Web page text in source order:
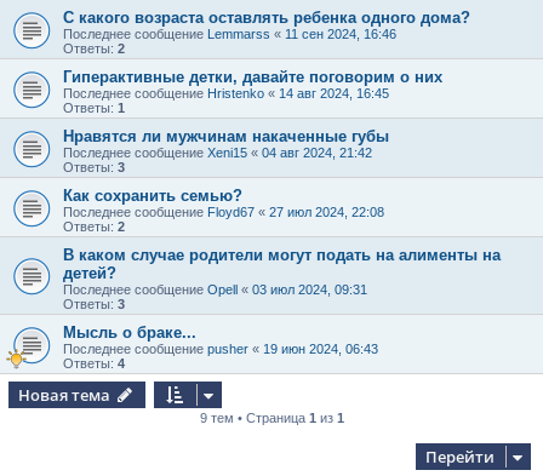
С какого возраста оставлять ребенка одного дома?
Последнее сообщение Lemmarss « 11 сен 2024, 16:46
Ответы: 2
Гиперактивные детки, давайте поговорим о них
Последнее сообщение Hristenko « 14 авг 2024, 16:45
Ответы: 1
Нравятся ли мужчинам накаченные губы
Последнее сообщение Xeni15 « 04 авг 2024, 21:42
Ответы: 3
Как сохранить семью?
Последнее сообщение Floyd67 « 27 июл 2024, 22:08
Ответы: 2
В каком случае родители могут подать на алименты на
детей?
Последнее сообщение Opell « 03 июл 2024, 09:31
Ответы: 3
Мысль о браке...
Последнее сообщение pusher « 19 июн 2024, 06:43
Ответы: 4
Новая тема
9 тем • Страница 1 из 1
Перейти